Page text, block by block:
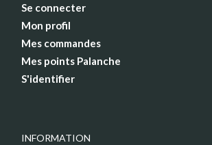
Se connecter
Mon profil
Mes commandes
Mes points Palanche
S'identifier
INFORMATION